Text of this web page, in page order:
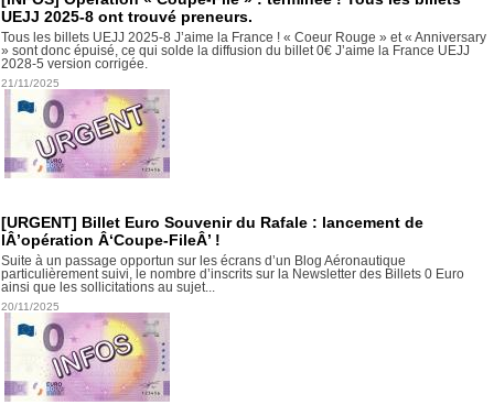
UEJJ 2025-8 ont trouvé preneurs.
Tous les billets UEJJ 2025-8 J’aime la France ! « Coeur Rouge » et « Anniversary
» sont donc épuisé, ce qui solde la diffusion du billet 0€ J’aime la France UEJJ
2028-5 version corrigée.
21/11/2025
[URGENT] Billet Euro Souvenir du Rafale : lancement de
lÂ’opération Â‘Coupe-FileÂ’ !
Suite à un passage opportun sur les écrans d’un Blog Aéronautique
particulièrement suivi, le nombre d’inscrits sur la Newsletter des Billets 0 Euro
ainsi que les sollicitations au sujet...
20/11/2025